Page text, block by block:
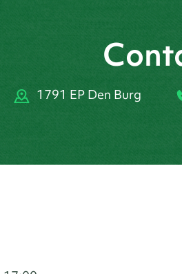
1791 EP Den Burg